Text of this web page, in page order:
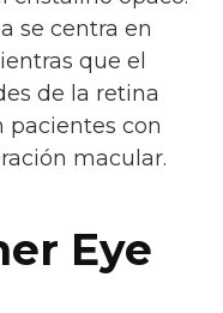
se centra en
que el
de la retina
pacientes con
macular.
Eye